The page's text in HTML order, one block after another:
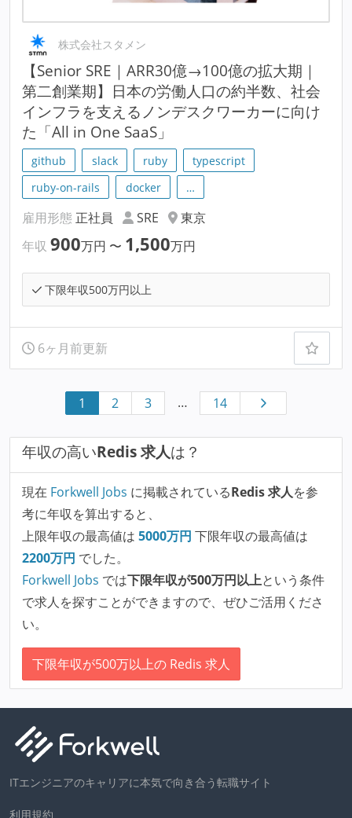
株式会社スタメン
【Senior SRE｜ARR30億→100億の拡大期｜
第二創業期】日本の労働人口の約半数、社会
インフラを支えるノンデスクワーカーに向け
た「All in One SaaS」
github slack ruby
typescript
ruby-on-rails
docker …
雇用形態 正社員 SRE
東京
年収 900万円 〜 1,500万円
下限年収500万円以上
6ヶ月前更新
1 2 3 … 14
年収の高いRedis 求人は？
現在 Forkwell Jobs に掲載されているRedis 求人を参
考に年収を算出すると、
上限年収の最高値は 5000万円 下限年収の最高値は
2200万円 でした。
Forkwell Jobs では下限年収が500万円以上という条件
で求人を探すことができますので、ぜひご活用くださ
い。
下限年収が500万以上の Redis 求人
ITエンジニアのキャリアに本気で向き合う転職サイト
利用規約